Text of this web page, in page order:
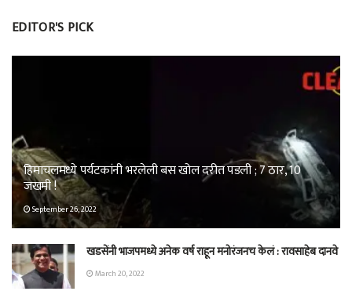
EDITOR'S PICK
हिमाचलमध्ये पर्यटकांनी भरलेली बस खोल दरीत पडली ; 7 ठार, 10
जखमी !
September 26, 2022
खडसेंनी भाजपमध्ये अनेक वर्ष राहून मनोरंजनच केलं : रावसाहेब दानवे
March 20, 2022